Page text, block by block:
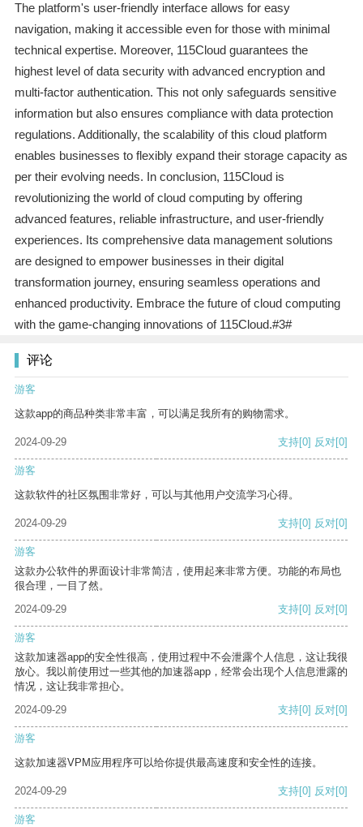
The platform's user-friendly interface allows for easy
navigation, making it accessible even for those with minimal
technical expertise. Moreover, 115Cloud guarantees the
highest level of data security with advanced encryption and
multi-factor authentication. This not only safeguards sensitive
information but also ensures compliance with data protection
regulations. Additionally, the scalability of this cloud platform
enables businesses to flexibly expand their storage capacity as
per their evolving needs. In conclusion, 115Cloud is
revolutionizing the world of cloud computing by offering
advanced features, reliable infrastructure, and user-friendly
experiences. Its comprehensive data management solutions
are designed to empower businesses in their digital
transformation journey, ensuring seamless operations and
enhanced productivity. Embrace the future of cloud computing
with the game-changing innovations of 115Cloud.#3#
评论
游客
这款app的商品种类非常丰富，可以满足我所有的购物需求。
2024-09-29 支持[0] 反对[0]
游客
这款软件的社区氛围非常好，可以与其他用户交流学习心得。
2024-09-29 支持[0] 反对[0]
游客
这款办公软件的界面设计非常简洁，使用起来非常方便。功能的布局也
很合理，一目了然。
2024-09-29
支持[0] 反对[0]
游客
这款加速器app的安全性很高，使用过程中不会泄露个人信息，这让我很
放心。我以前使用过一些其他的加速器app，经常会出现个人信息泄露的
情况，这让我非常担心。
2024-09-29
支持[0] 反对[0]
游客
这款加速器VPM应用程序可以给你提供最高速度和安全性的连接。
2024-09-29 支持[0] 反对[0]
游客